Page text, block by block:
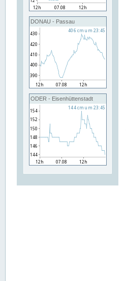
DONAU - Passau
ODER - Eisenhüttenstadt